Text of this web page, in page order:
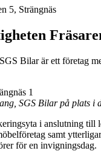
5, Strängnäs
Bilar är ett företag
SGS Bilar på plats i
i anslutning
samt
för en invigningsdag.